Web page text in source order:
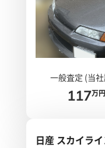
一般査定 (当
117万円
日産 スカイラ